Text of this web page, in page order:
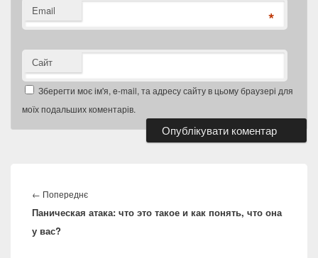
Email *
Сайт
Зберегти моє ім'я, e-mail, та адресу сайту в цьому браузері для
моїх подальших коментарів.
записів
← ПопереднєПопередній
запис:
Паническая атака: что это такое и как понять, что она
у вас?